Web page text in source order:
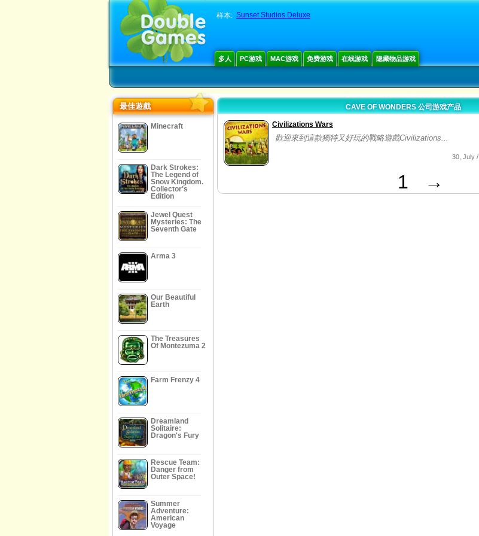
样本: Sunset Studios Deluxe
多人 PC游戏 MAC游戏 免费游戏 在线游戏 隐藏物品游戏
最佳遊戲
Minecraft
Dark Strokes:
The Legend of
Snow Kingdom.
Collector's
Edition
Jewel Quest
Mysteries: The
Seventh Gate
Arma 3
Our Beautiful
Earth
The Treasures
Of Montezuma 2
Farm Frenzy 4
Dreamland
Solitaire:
Dragon's Fury
Rescue Team:
Danger from
Outer Space!
Summer
Adventure:
American
Voyage
CAVE OF WONDERS 公司游戏产品
Civilizations Wars
歡迎來到這款獨特又好玩的戰略遊戲Civilizations...
30, July /
1 →